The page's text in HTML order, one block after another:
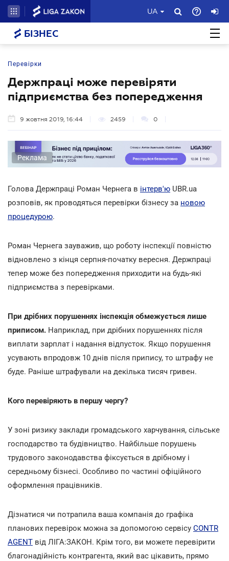
UA
БІЗНЕС
Перевірки
Держпраці може перевіряти
підприємства без попередження
9 жовтня 2019, 16:44 2459 0
Реклама
Голова Держпраці Роман Чернега в інтерв'ю UBR.ua
розповів, як проводяться перевірки бізнесу за новою
процедурою.
Роман Чернега зауважив, що роботу інспекції повністю
відновлено з кінця серпня-початку вересня. Держпраці
тепер може без попередження приходити на будь-які
підприємства з перевірками.
При дрібних порушеннях інспекція обмежується лише
приписом. Наприклад, при дрібних порушеннях після
виплати зарплат і надання відпусток. Якщо порушення
усувають впродовж 10 днів після припису, то штрафу не
буде. Раніше штрафували на декілька тисяч гривен.
Кого перевіряють в першу чергу?
У зоні ризику заклади громадського харчування, сільське
господарство та будівництво. Найбільше порушень
трудового законодавства фіксується в дрібному і
середньому бізнесі. Особливо по частині офіційного
оформлення працівників.
Дізнатися чи потрапила ваша компанія до графіка
планових перевірок можна за допомогою сервісу CONTR
AGENT від ЛІГА:ЗАКОН. Крім того, ви можете перевірити
благонадійність контрагента, який вас цікавить, прямо